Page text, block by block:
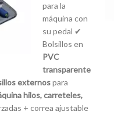
para la
máquina con
su pedal ✔
Bolsillos en
PVC
transparente
externospara
hilos, carreteles,
+ correa ajustable
de Máquina de Coser
con Tabla Lisa
120,00